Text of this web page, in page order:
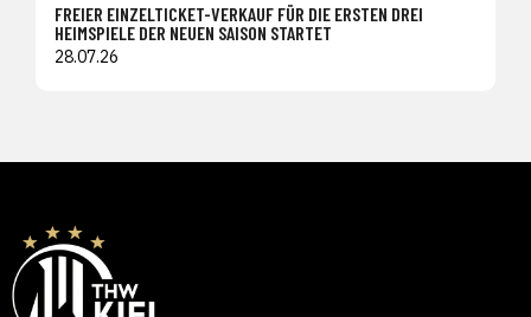
FREIER EINZELTICKET-VERKAUF FÜR DIE ERSTEN DREI
HEIMSPIELE DER NEUEN SAISON STARTET
28.07.26